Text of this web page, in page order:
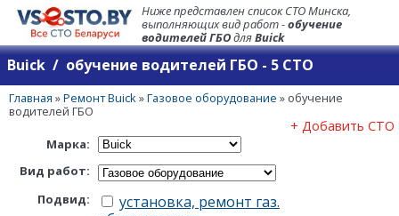
Ниже представлен список СТО Минска,
выполняющих вид работ -обучение
водителей ГБОдляBuick
Buick / обучение водителей ГБО - 5 СТО
Главная »Ремонт Buick»Газовое оборудование » обучение
водителей ГБО
+ Добавить СТО
Марка:
Вид работ:
Подвид:
установка, ремонт газ.